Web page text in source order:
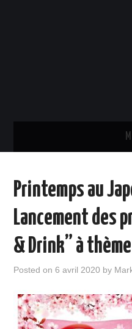
DISTRIBUTION
INTERNATIONAL
A PROPOS
Printemps au
Lancement des
& Drink” à
Posted on6 avril 2020 by